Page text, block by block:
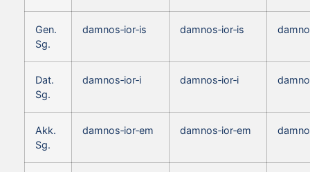
Gen.
Sg.
damnos‑ior‑is damnos‑ior‑is
Dat.
Sg.
damnos‑ior‑i damnos‑ior‑i
Akk.
Sg.
damnos‑ior‑em damnos‑ior‑em